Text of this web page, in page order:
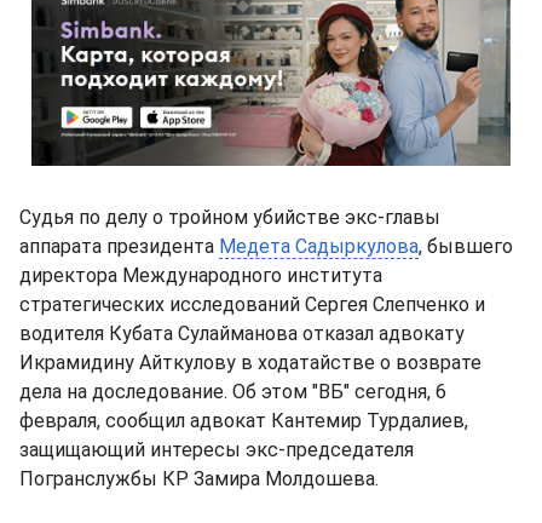
Судья по делу о тройном убийстве экс-главы
аппарата президента Медета Садыркулова, бывшего
директора Международного института
стратегических исследований Сергея Слепченко и
водителя Кубата Сулайманова отказал адвокату
Икрамидину Айткулову в ходатайстве о возврате
дела на доследование. Об этом "ВБ" сегодня, 6
февраля, сообщил адвокат Кантемир Турдалиев,
защищающий интересы экс-председателя
Погранслужбы КР Замира Молдошева.